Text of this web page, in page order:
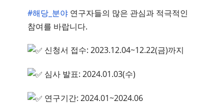
#해당_분야 연구자들의 많은 관심과 적극적인
참여를 바랍니다.
신청서 접수: 2023.12.04~12.22(금)까지
심사 발표: 2024.01.03(수)
연구기간: 2024.01~2024.06